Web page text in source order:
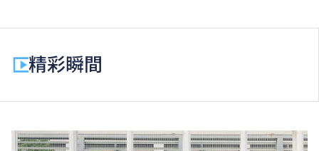
除學費外，學生須繳交其他費用如保證金及學生會年
為增強對學生的學習支援，學院或會要求部分學生修讀
（三）」，需另繳學費。
學費水平會每年檢討。
精彩瞬間